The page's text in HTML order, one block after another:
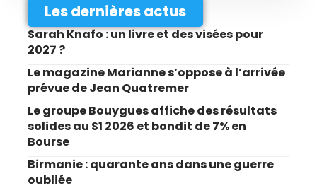
Les dernières actus
Sarah Knafo : un livre et des visées pour
2027 ?
Le magazine Marianne s’oppose à l’arrivée
prévue de Jean Quatremer
Le groupe Bouygues affiche des résultats
solides au S1 2026 et bondit de 7% en
Bourse
Birmanie : quarante ans dans une guerre
oubliée